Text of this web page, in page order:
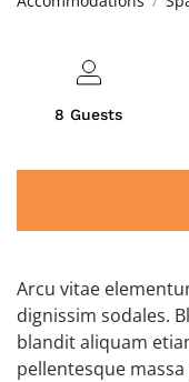
8 Guests
Arcu vitae
dignissim sodales.
blandit aliquam
pellentesque